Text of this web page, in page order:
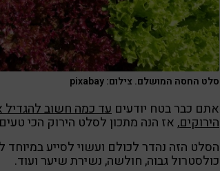
סלט החסה המושלם. צילום: pixabay
אתם כבר בטח יודעים עד כמה חשוב להגדיל
הירוקים, אז הנה מתכון לסלט הירוק הכי
הסלט הזה נהדר לכולם ועשוי לסייע במיוחד
כולסטרול גבוה, חולשה, נשירת שיער ועוד.